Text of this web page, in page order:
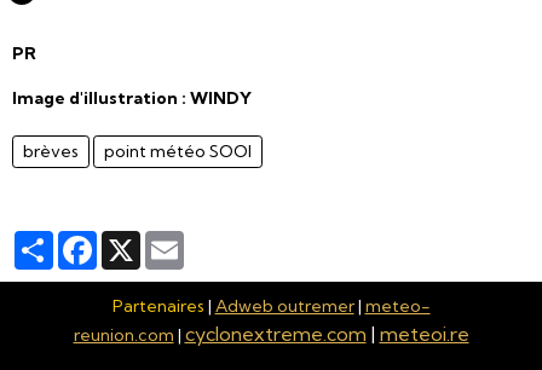
PR
Image d'illustration : WINDY
brèves point météo SOOI
PartagerFacebook
X
Partenaires | Adweb outremer| meteo-
reunion.com | cyclonextreme.com | meteoi.re